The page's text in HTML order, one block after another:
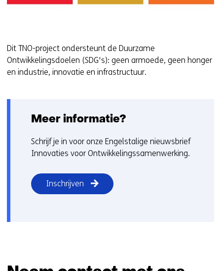
Dit TNO-project ondersteunt de Duurzame
Ontwikkelingsdoelen (SDG's): geen armoede, geen honger
en industrie, innovatie en infrastructuur.
Meer informatie?
Schrijf je in voor onze Engelstalige nieuwsbrief
Innovaties voor Ontwikkelingssamenwerking.
Inschrijven